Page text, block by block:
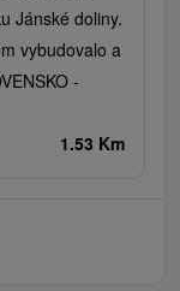
Jánské doliny.
vybudovalo a
-
1.53 Km